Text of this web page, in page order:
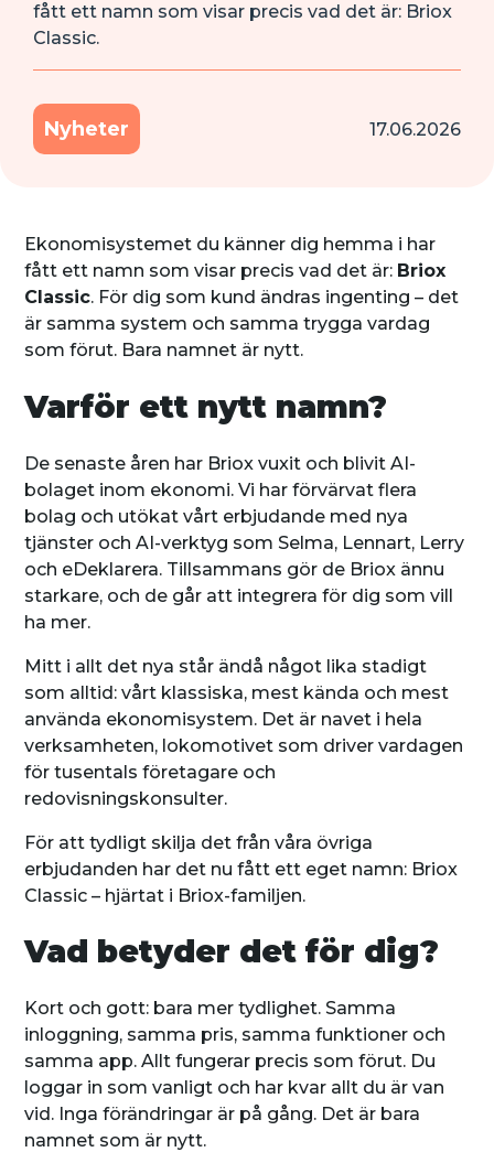
fått ett namn som visar precis vad det är: Briox
Classic.
Nyheter 17.06.2026
Ekonomisystemet du känner dig hemma i har
fått ett namn som visar precis vad det är: Briox
Classic. För dig som kund ändras ingenting – det
är samma system och samma trygga vardag
som förut. Bara namnet är nytt.
Varför ett nytt namn?
De senaste åren har Briox vuxit och blivit AI-
bolaget inom ekonomi. Vi har förvärvat flera
bolag och utökat vårt erbjudande med nya
tjänster och AI-verktyg som Selma, Lennart, Lerry
och eDeklarera. Tillsammans gör de Briox ännu
starkare, och de går att integrera för dig som vill
ha mer.
Mitt i allt det nya står ändå något lika stadigt
som alltid: vårt klassiska, mest kända och mest
använda ekonomisystem. Det är navet i hela
verksamheten, lokomotivet som driver vardagen
för tusentals företagare och
redovisningskonsulter.
För att tydligt skilja det från våra övriga
erbjudanden har det nu fått ett eget namn: Briox
Classic – hjärtat i Briox-familjen.
Vad betyder det för dig?
Kort och gott: bara mer tydlighet. Samma
inloggning, samma pris, samma funktioner och
samma app. Allt fungerar precis som förut. Du
loggar in som vanligt och har kvar allt du är van
vid. Inga förändringar är på gång. Det är bara
namnet som är nytt.